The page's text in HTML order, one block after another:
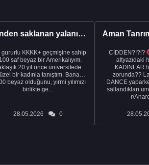
Benden saklanan yalanı ortaya çıkardıktan sonra eşimden...
gururlu KKKK+ geçmişine sahip
saf beyaz bir Amerikalıyım.
20 yıl önce üniversitede
bir kadınla tanıştım. Bana
beyaz olduğunu, yirmi yılımızı
birlikte ge...
28.05.2026 0
CİDDEN?!?!?
altyazıdaki
KADINLAR
zorunda??
DANCE
sallandıkları
r/